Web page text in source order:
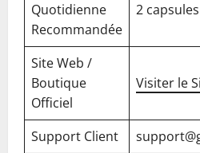
Quotidienne
Recommandée
2
Site Web /
Boutique
Officiel
Visiter le
Support Client